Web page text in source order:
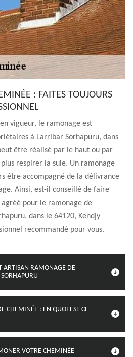
: FAITES TOUJOURS
vigueur, le ramonage est
à Larribar Sorhapuru, dans
être réalisé par le haut ou par
respirer la suie. Un ramonage
être accompagné de la délivrance
Ainsi, est-il conseillé de faire
pour le ramonage de
dans le 64120, Kendjy
recommandé pour vous.
ARTISAN RAMONAGE DE
CHEMINÉE : EN QUOI EST-CE
VOTRE CHEMINÉE